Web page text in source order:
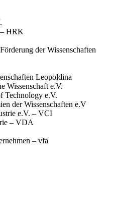
HRK
der Wissenschaften
Leopoldina
Wissenschaft e.V.
Technology e.V.
der Wissenschaften e.V
e.V. – VCI
– VDA
– vfa